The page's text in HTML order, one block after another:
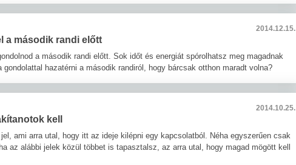
2014.12.15.
a második randi előtt
a második randi előtt. Sok időt és energiát spórolhatsz meg magadnak
hazatérni a második randiról, hogy bárcsak otthon maradt volna?
2014.10.25.
kell
ami arra utal, hogy itt az ideje kilépni egy kapcsolatból. Néha egyszerűen csak
az alábbi jelek közül többet is tapasztalsz, az arra utal, hogy magad mögött kell